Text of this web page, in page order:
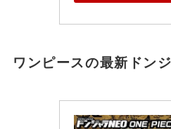
ワンピースの最新ドン